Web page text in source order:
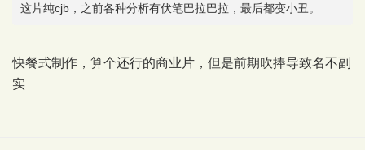
这片纯cjb，之前各种分析有伏笔巴拉巴拉，最后都变小丑。
快餐式制作，算个还行的商业片，但是前期吹捧导致名不副
实